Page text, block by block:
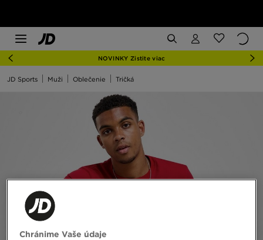
NOVINKY Zistite viac
JD Sports Muži Oblečenie Tričká
Chránime Vaše údaje